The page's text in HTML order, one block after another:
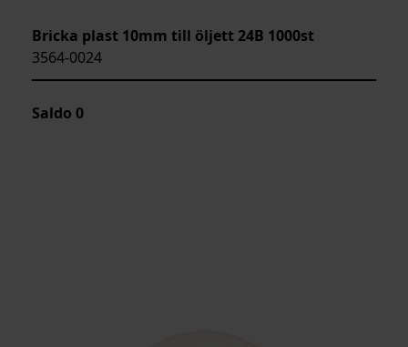
Bricka plast 10mm till öljett 24B 1000st
3564-0024
Saldo 0